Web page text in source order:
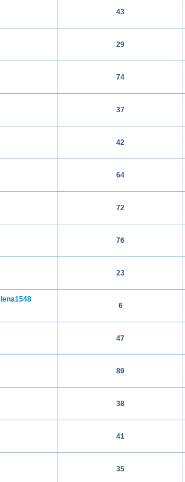
43
29
74
37
42
64
72
76
23
lena1548
6
47
89
38
41
35